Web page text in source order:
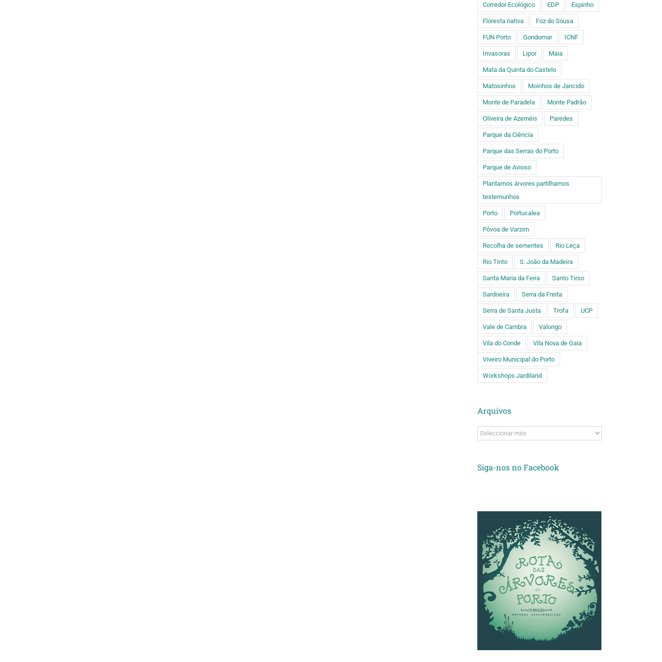
Corredor Ecológico EDP Espinho
Floresta nativa Foz do Sousa
FUN Porto Gondomar ICNF
Invasoras Lipor Maia
Mata da Quinta do Castelo
Matosinhos Moinhos de Jancido
Monte de Paradela Monte Padrão
Oliveira de Azeméis Paredes
Parque da Ciência
Parque das Serras do Porto
Parque de Avioso
Plantamos árvores partilhamos
testemunhos
Porto Portucalea
Póvoa de Varzim
Recolha de sementes Rio Leça
Rio Tinto S. João da Madeira
Santa Maria da Feira Santo Tirso
Sardoeira Serra da Freita
Serra de Santa Justa Trofa UCP
Vale de Cambra Valongo
Vila do Conde Vila Nova de Gaia
Viveiro Municipal do Porto
Workshops Jardiland
Arquivos
Arquivos
Siga-nos no Facebook